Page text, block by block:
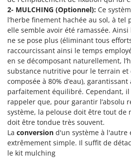
Pulvérisateurs
Pulvérisateurs portés
R
Rafraîchisseurs d'air par
Rampes de chargement en
Râpes à fromage électriques
Râteaux pour tracteur
Remplisseuses
Robots nettoyeurs de piscine
Robots Tondeuses
Rogneuses de souches
GRIFO
GVS
GYS
H
Hailo
Helvi
Henx
HiKOKI
Honda
I
Idromatic
2- MULCHING (Optionnel): Ce
l’herbe finement hachée au sol, à tel
elle semble avoir été ramassée.
ne se pose plus (éliminant tous
raccourcissant ainsi le temps
en se décomposant naturellement,
substance nutritive pour le terrain et
composée à 80% d’eau),
parfaitement équilibré. Cependant,
rappeler que, pour garantir l’absolu
système, la pelouse doit être tout de
doit être tondue très souvent.
La conversion d'un système à l'autre
extrêmement simple. Il suffit de
le kit mulching